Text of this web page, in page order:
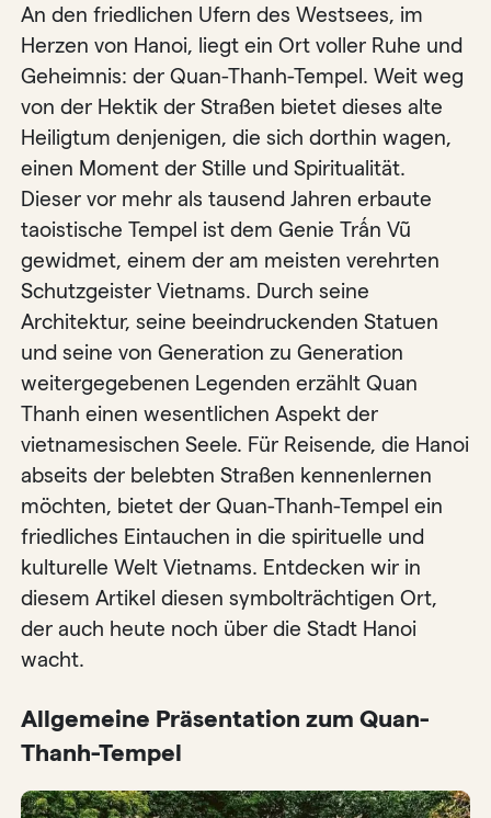
An den friedlichen Ufern des Westsees, im
Herzen von Hanoi, liegt ein Ort voller Ruhe und
Geheimnis: der Quan-Thanh-Tempel. Weit weg
von der Hektik der Straßen bietet dieses alte
Heiligtum denjenigen, die sich dorthin wagen,
einen Moment der Stille und Spiritualität.
Dieser vor mehr als tausend Jahren erbaute
taoistische Tempel ist dem Genie Trấn Vũ
gewidmet, einem der am meisten verehrten
Schutzgeister Vietnams. Durch seine
Architektur, seine beeindruckenden Statuen
und seine von Generation zu Generation
weitergegebenen Legenden erzählt Quan
Thanh einen wesentlichen Aspekt der
vietnamesischen Seele. Für Reisende, die Hanoi
abseits der belebten Straßen kennenlernen
möchten, bietet der Quan-Thanh-Tempel ein
friedliches Eintauchen in die spirituelle und
kulturelle Welt Vietnams. Entdecken wir in
diesem Artikel diesen symbolträchtigen Ort,
der auch heute noch über die Stadt Hanoi
wacht.
Allgemeine Präsentation zum Quan-
Thanh-Tempel